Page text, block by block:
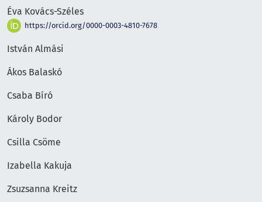
Éva Kovács-Széles
https://orcid.org/0000-0003-4810-7678
István Almási
Ákos Balaskó
Csaba Bíró
Károly Bodor
Csilla Csöme
Izabella Kakuja
Zsuzsanna Kreitz